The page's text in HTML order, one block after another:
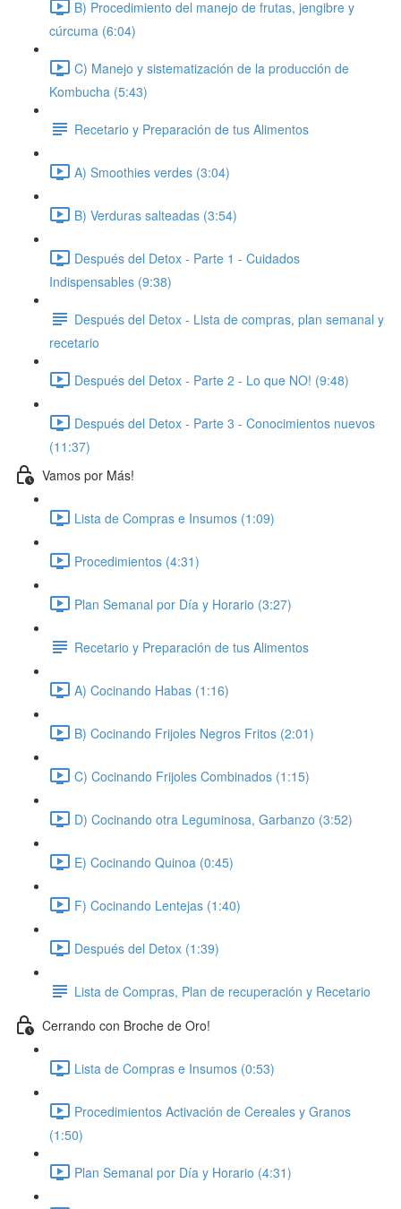
B) Procedimiento del manejo de frutas, jengibre y
cúrcuma (6:04)
C) Manejo y sistematización de la producción de
Kombucha (5:43)
Recetario y Preparación de tus Alimentos
A) Smoothies verdes (3:04)
B) Verduras salteadas (3:54)
Después del Detox - Parte 1 - Cuidados
Indispensables (9:38)
Después del Detox - Lista de compras, plan semanal y
recetario
Después del Detox - Parte 2 - Lo que NO! (9:48)
Después del Detox - Parte 3 - Conocimientos nuevos
(11:37)
Vamos por Más!
Lista de Compras e Insumos (1:09)
Procedimientos (4:31)
Plan Semanal por Día y Horario (3:27)
Recetario y Preparación de tus Alimentos
A) Cocinando Habas (1:16)
B) Cocinando Frijoles Negros Fritos (2:01)
C) Cocinando Frijoles Combinados (1:15)
D) Cocinando otra Leguminosa, Garbanzo (3:52)
E) Cocinando Quinoa (0:45)
F) Cocinando Lentejas (1:40)
Después del Detox (1:39)
Lista de Compras, Plan de recuperación y Recetario
Cerrando con Broche de Oro!
Lista de Compras e Insumos (0:53)
Procedimientos Activación de Cereales y Granos
(1:50)
Plan Semanal por Día y Horario (4:31)